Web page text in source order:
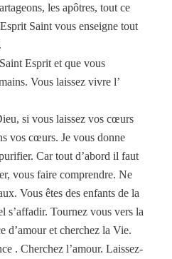
les apôtres, tout ce
Saint vous enseigne tout
Esprit et que vous
Vous laissez vivre l’
si vous laissez vos cœurs
vos cœurs. Je vous donne
Car tout d’abord il faut
vous faire comprendre. Ne
Vous êtes des enfants de la
s’affadir. Tournez vous vers la
d’amour et cherchez la Vie.
. Cherchez l’amour. Laissez-